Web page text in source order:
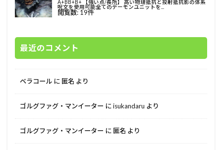
最近のコメント
ベラコール に 匿名 より
ゴルグファグ・マンイーター にisukandaru より
ゴルグファグ・マンイーター に 匿名 より